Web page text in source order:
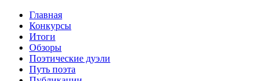
Главная
Конкурсы
Итоги
Обзоры
Поэтические дуэли
Путь поэта